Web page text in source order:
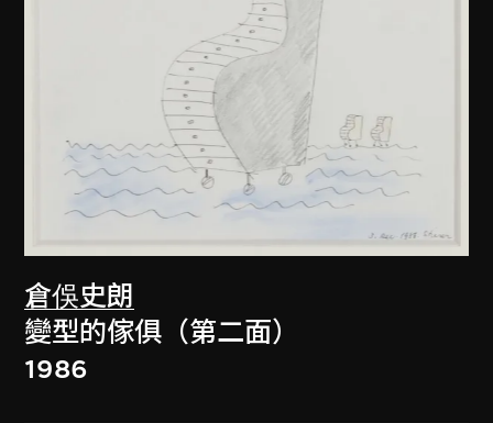
倉俁史朗
變型的傢俱（第二面）
1986